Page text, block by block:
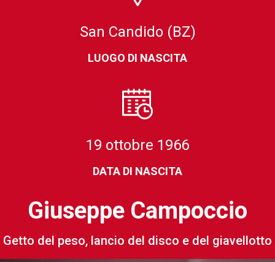
San Candido (BZ)
LUOGO DI NASCITA
19 ottobre 1966
DATA DI NASCITA
Giuseppe Campoccio
Getto del peso, lancio del disco e del giavellotto